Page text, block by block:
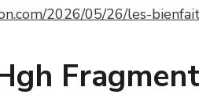
2026/05/26/les-